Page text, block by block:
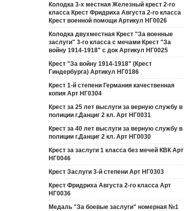
Колодка 3-х местная Железный крест 2-го
класса Крест Фридриха Августа 2-го класса
Крест военной помощи Артикул НГ0026
Колодка двухместная Крест "За военные
заслуги" 3-го класса с мечами Крест "За
войну 1914-1918" с док Артикул НГ0025
Крест "За войну 1914-1918" (Крест
Гиндербурга) Артикул НГ0186
Крест 1-й степени Германия качественная
копия Арт НГ0304
Крест за 25 лет выслуги за верную службу в
полиции г.Данциг 2 кл. Арт НГ0031
Крест за 40 лет выслуги за верную службу в
полиции г.Данциг 2 кл. Арт НГ0030
Крест за заслуги 1 класса без мечей КВК Арт
НГ0046
Крест Заслуги 3-й степени Арт НГ0303
Крест Фридриха Августа 2-го класса Арт
НГ0036
Медаль "За боевые заслуги" номерная №1